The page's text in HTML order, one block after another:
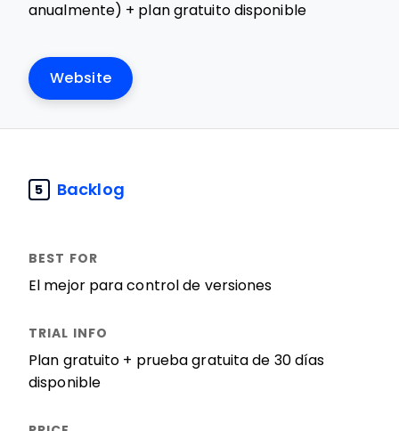
anualmente) + plan gratuito disponible
Website
5 Backlog
El mejor para control de versiones
Plan gratuito + prueba gratuita de 30 días
disponible